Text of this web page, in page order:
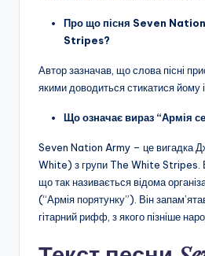
Про що пісня Seven
Stripes?
Автор зазначав, що слова пісні
якими доводиться стикатися йому
Що означає вираз “Армія
Seven Nation Army – це вигадка
White) з групи The White Stripes. В
що так називається відома
(“Армія порятунку”). Він
гітарний рифф, з якого пізніше